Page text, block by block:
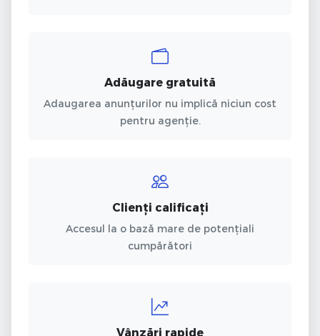
Adăugare gratuită
Adaugarea anunțurilor nu implică niciun cost
pentru agenție.
Clienți calificați
Accesul la o bază mare de potențiali
cumpărători
Vânzări rapide